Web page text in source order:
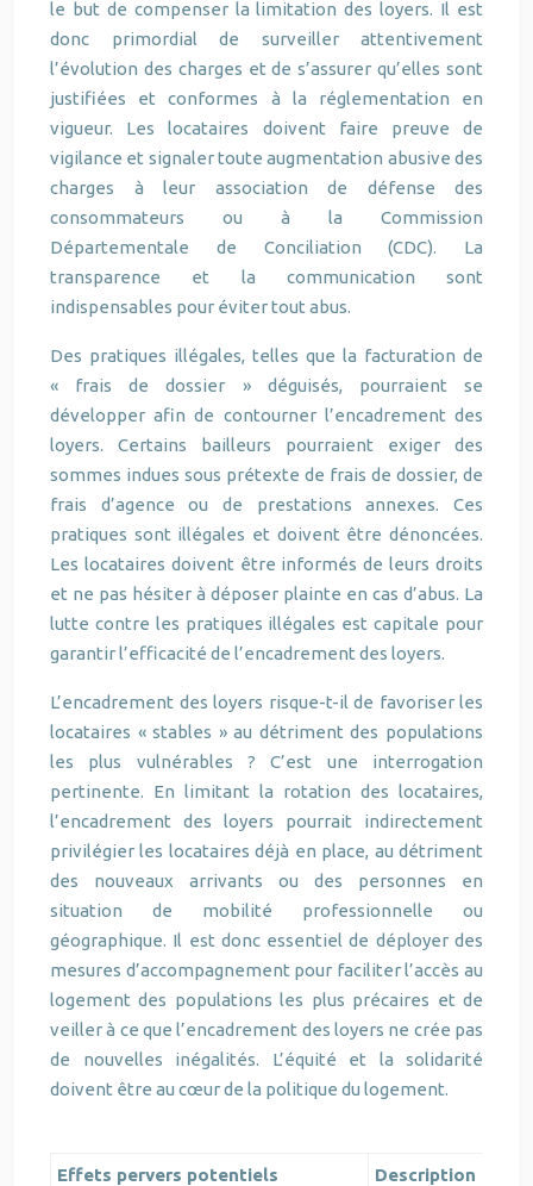
le but de compenser la limitation des loyers. Il est
donc primordial de surveiller attentivement
l’évolution des charges et de s’assurer qu’elles sont
justifiées et conformes à la réglementation en
vigueur. Les locataires doivent faire preuve de
vigilance et signaler toute augmentation abusive des
charges à leur association de défense des
consommateurs ou à la Commission
Départementale de Conciliation (CDC). La
transparence et la communication sont
indispensables pour éviter tout abus.
Des pratiques illégales, telles que la facturation de
« frais de dossier » déguisés, pourraient se
développer afin de contourner l’encadrement des
loyers. Certains bailleurs pourraient exiger des
sommes indues sous prétexte de frais de dossier, de
frais d’agence ou de prestations annexes. Ces
pratiques sont illégales et doivent être dénoncées.
Les locataires doivent être informés de leurs droits
et ne pas hésiter à déposer plainte en cas d’abus. La
lutte contre les pratiques illégales est capitale pour
garantir l’efficacité de l’encadrement des loyers.
L’encadrement des loyers risque-t-il de favoriser les
locataires « stables » au détriment des populations
les plus vulnérables ? C’est une interrogation
pertinente. En limitant la rotation des locataires,
l’encadrement des loyers pourrait indirectement
privilégier les locataires déjà en place, au détriment
des nouveaux arrivants ou des personnes en
situation de mobilité professionnelle ou
géographique. Il est donc essentiel de déployer des
mesures d’accompagnement pour faciliter l’accès au
logement des populations les plus précaires et de
veiller à ce que l’encadrement des loyers ne crée pas
de nouvelles inégalités. L’équité et la solidarité
doivent être au cœur de la politique du logement.
Effets pervers potentiels Description